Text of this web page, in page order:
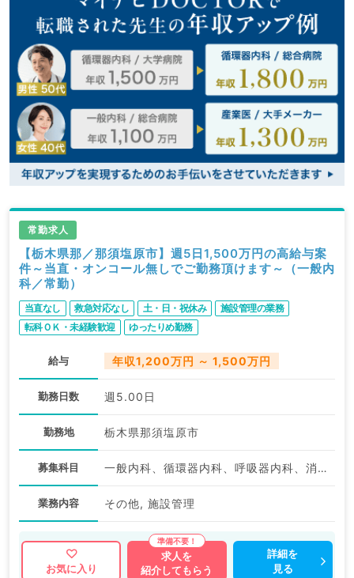
常勤求人
【栃木県那／那須塩原市】週5日1,500万円の高給与案
件～当直・オンコール無しでご勤務頂けます～（一般内
科／常勤）
当直なし 救急対応なし 土・日・祝休み
施設管理の業務
転科ＯＫ・未経験歓迎
ゆったりめ勤務
給与 年収1,200万円 ～ 1,500万円
勤務日数 週5.00日
勤務地 栃木県那須塩原市
募集科目 一般内科、循環器内科、呼吸器内科、消化器内科、老年内科、外科系全般、一般外科、消化器外科
業務内容 その他, 施設管理
お気に入り
求人を
紹介してもらう
詳細を
見る